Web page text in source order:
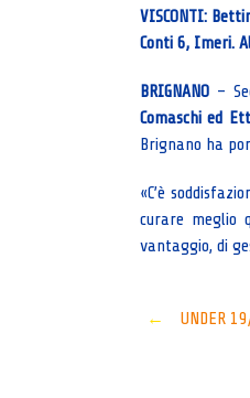
VISCONTI:
Conti 6, Imeri.
BRIGNANO –
Comaschi ed
Brignano ha
«C’è
curare meglio
vantaggio, di
Post
← UNDER